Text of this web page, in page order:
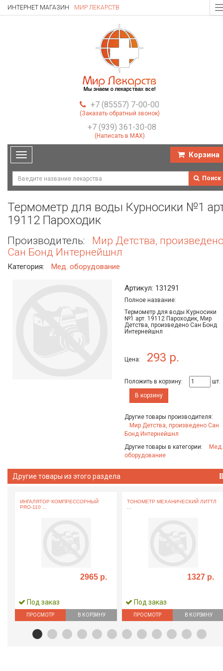
ИНТЕРНЕТ МАГАЗИН МИР ЛЕКАРСТВ
+7 (85557) 7-00-00
(Заказать обратный звонок)
+7 (939) 361-30-08
(Написать в MAX)
Toggle
navigation
Корзина
Поиск
Термометр для воды Курносики №1
19112 Пароходик
Производитель:
Мир Детства,
Сан Бонд Интернейшнл
Категория: Мед. оборудование
Артикул: 131291
Полное название:
Термометр для воды Курносики
№1 арт. 19112 Пароходик, Мир
Детства, произведено Сан Бонд
Интернейшнл
Цена: 293 р.
Положить в корзину:
шт.
В корзину
Другие товары производителя:
Мир Детства, произведено Сан
Бонд Интернейшнл
Другие товары в категории:
Мед.
оборудование
Другие товары из этого раздела
ИНГАЛЯТОР КОМПРЕССОРНЫЙ
PRO-110 ...
2965 р.
Под заказ
ПРОСМОТР В КОРЗИНУ
ТОНОМЕТР МЕХАНИЧЕСКИЙ ЛИТТЛ
1327 р.
Под заказ
ПРОСМОТР В КОРЗИНУ